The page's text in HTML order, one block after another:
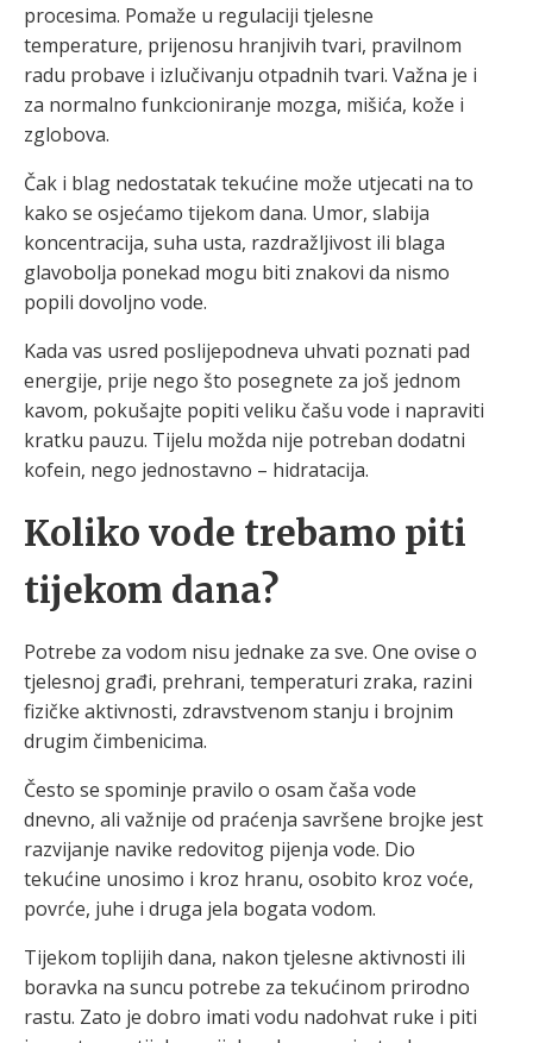
procesima. Pomaže u regulaciji tjelesne
temperature, prijenosu hranjivih tvari, pravilnom
radu probave i izlučivanju otpadnih tvari. Važna je i
za normalno funkcioniranje mozga, mišića, kože i
zglobova.
Čak i blag nedostatak tekućine može utjecati na to
kako se osjećamo tijekom dana. Umor, slabija
koncentracija, suha usta, razdražljivost ili blaga
glavobolja ponekad mogu biti znakovi da nismo
popili dovoljno vode.
Kada vas usred poslijepodneva uhvati poznati pad
energije, prije nego što posegnete za još jednom
kavom, pokušajte popiti veliku čašu vode i napraviti
kratku pauzu. Tijelu možda nije potreban dodatni
kofein, nego jednostavno – hidratacija.
Koliko vode trebamo piti
tijekom dana?
Potrebe za vodom nisu jednake za sve. One ovise o
tjelesnoj građi, prehrani, temperaturi zraka, razini
fizičke aktivnosti, zdravstvenom stanju i brojnim
drugim čimbenicima.
Često se spominje pravilo o osam čaša vode
dnevno, ali važnije od praćenja savršene brojke jest
razvijanje navike redovitog pijenja vode. Dio
tekućine unosimo i kroz hranu, osobito kroz voće,
povrće, juhe i druga jela bogata vodom.
Tijekom toplijih dana, nakon tjelesne aktivnosti ili
boravka na suncu potrebe za tekućinom prirodno
rastu. Zato je dobro imati vodu nadohvat ruke i piti